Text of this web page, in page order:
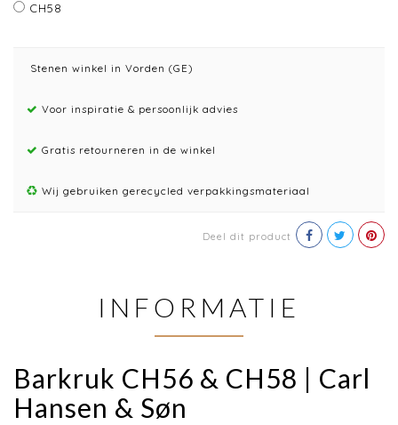
CH58
Stenen winkel in Vorden (GE)
Voor inspiratie & persoonlijk advies
Gratis retourneren in de winkel
Wij gebruiken gerecycled verpakkingsmateriaal
Deel dit product
INFORMATIE
Barkruk CH56 & CH58 | Carl
Hansen & Søn